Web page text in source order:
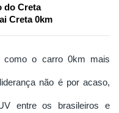
do Creta
Creta 0km
como o carro 0km mais
não é por acaso,
entre os brasileiros e